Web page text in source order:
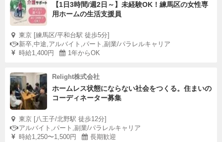
【1日3時間/週2日～】未経験OK！練馬区の女性専
用ホームの生活支援員
東京 [練馬区/平和台駅 徒歩5分]
新卒,中途,アルバイト,パート,副業/パラレルキャリア
時給1,400円
1年からOK
Relight株式会社
ホームレス状態にならない社会をつくる。住まいの
コーディネーター募集
東京 [八王子/北野駅 徒歩12分]
アルバイト,パート,副業/パラレルキャリア
時給1,250〜1,500円
長期歓迎